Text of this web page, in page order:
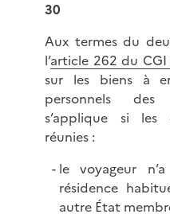
30
Aux termes du
l’article 262 du CGI
sur les biens à
personnels des
s’applique si les
réunies :
le voyageur
résidence
autre État